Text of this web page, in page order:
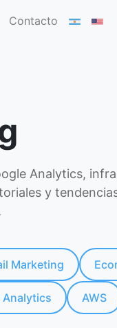
Contacto
Analytics,
y
Marketing
Analytics AWS